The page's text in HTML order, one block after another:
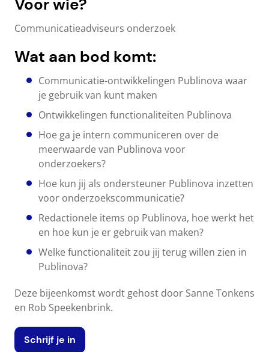
Voor wie?
Communicatieadviseurs onderzoek
Wat aan bod komt:
Communicatie-ontwikkelingen Publinova waar
je gebruik van kunt maken
Ontwikkelingen functionaliteiten Publinova
Hoe ga je intern communiceren over de
meerwaarde van Publinova voor
onderzoekers?
Hoe kun jij als ondersteuner Publinova inzetten
voor onderzoekscommunicatie?
Redactionele items op Publinova, hoe werkt het
en hoe kun je er gebruik van maken?
Welke functionaliteit zou jij terug willen zien in
Publinova?
Deze bijeenkomst wordt gehost door Sanne Tonkens
en Rob Speekenbrink.
Schrijf je in